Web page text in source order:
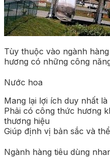
Tùy thuộc vào ngành
hương có những công
Nước hoa
Mang lại lợi ích duy nhất là
Phải có công thức hương
thương hiệu
Giúp định vị bản sắc và
Ngành hàng tiêu dùng